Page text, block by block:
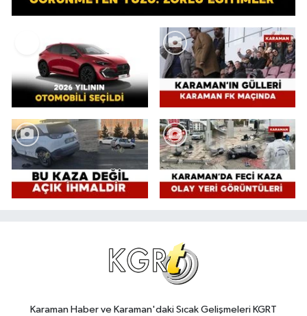
Karaman Haber ve Karaman'daki Sıcak Gelişmeleri KGRT